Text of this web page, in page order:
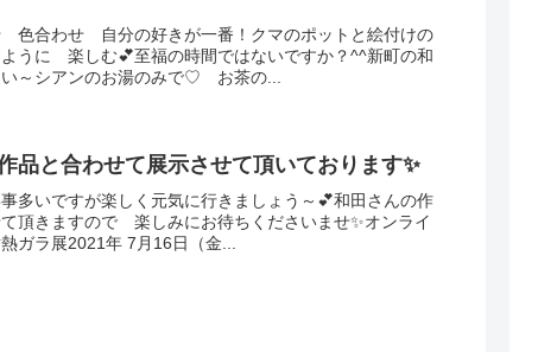
色合わせ 自分の好きが一番！クマのポットと絵付けの
うに 楽しむ💕至福の時間ではないですか？^^新町の和
～シアンのお湯のみで♡ お茶の...
と合わせて展示させて頂いております✨
多いですが楽しく元気に行きましょう～💕和田さんの作
頂きますので 楽しみにお待ちくださいませ✨オンライ
ガラ展2021年 7月16日（金...